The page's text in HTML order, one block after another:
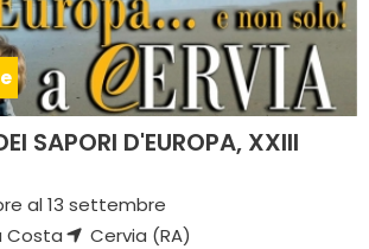
SAPORI D'EUROPA, XXIII
al 13 settembre
Costa
Cervia (RA)